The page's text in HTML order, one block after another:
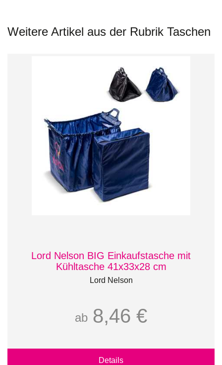
Weitere Artikel aus der Rubrik Taschen
Lord Nelson BIG Einkaufstasche mit
Kühltasche 41x33x28 cm
Lord Nelson
ab 8,46 €
Details